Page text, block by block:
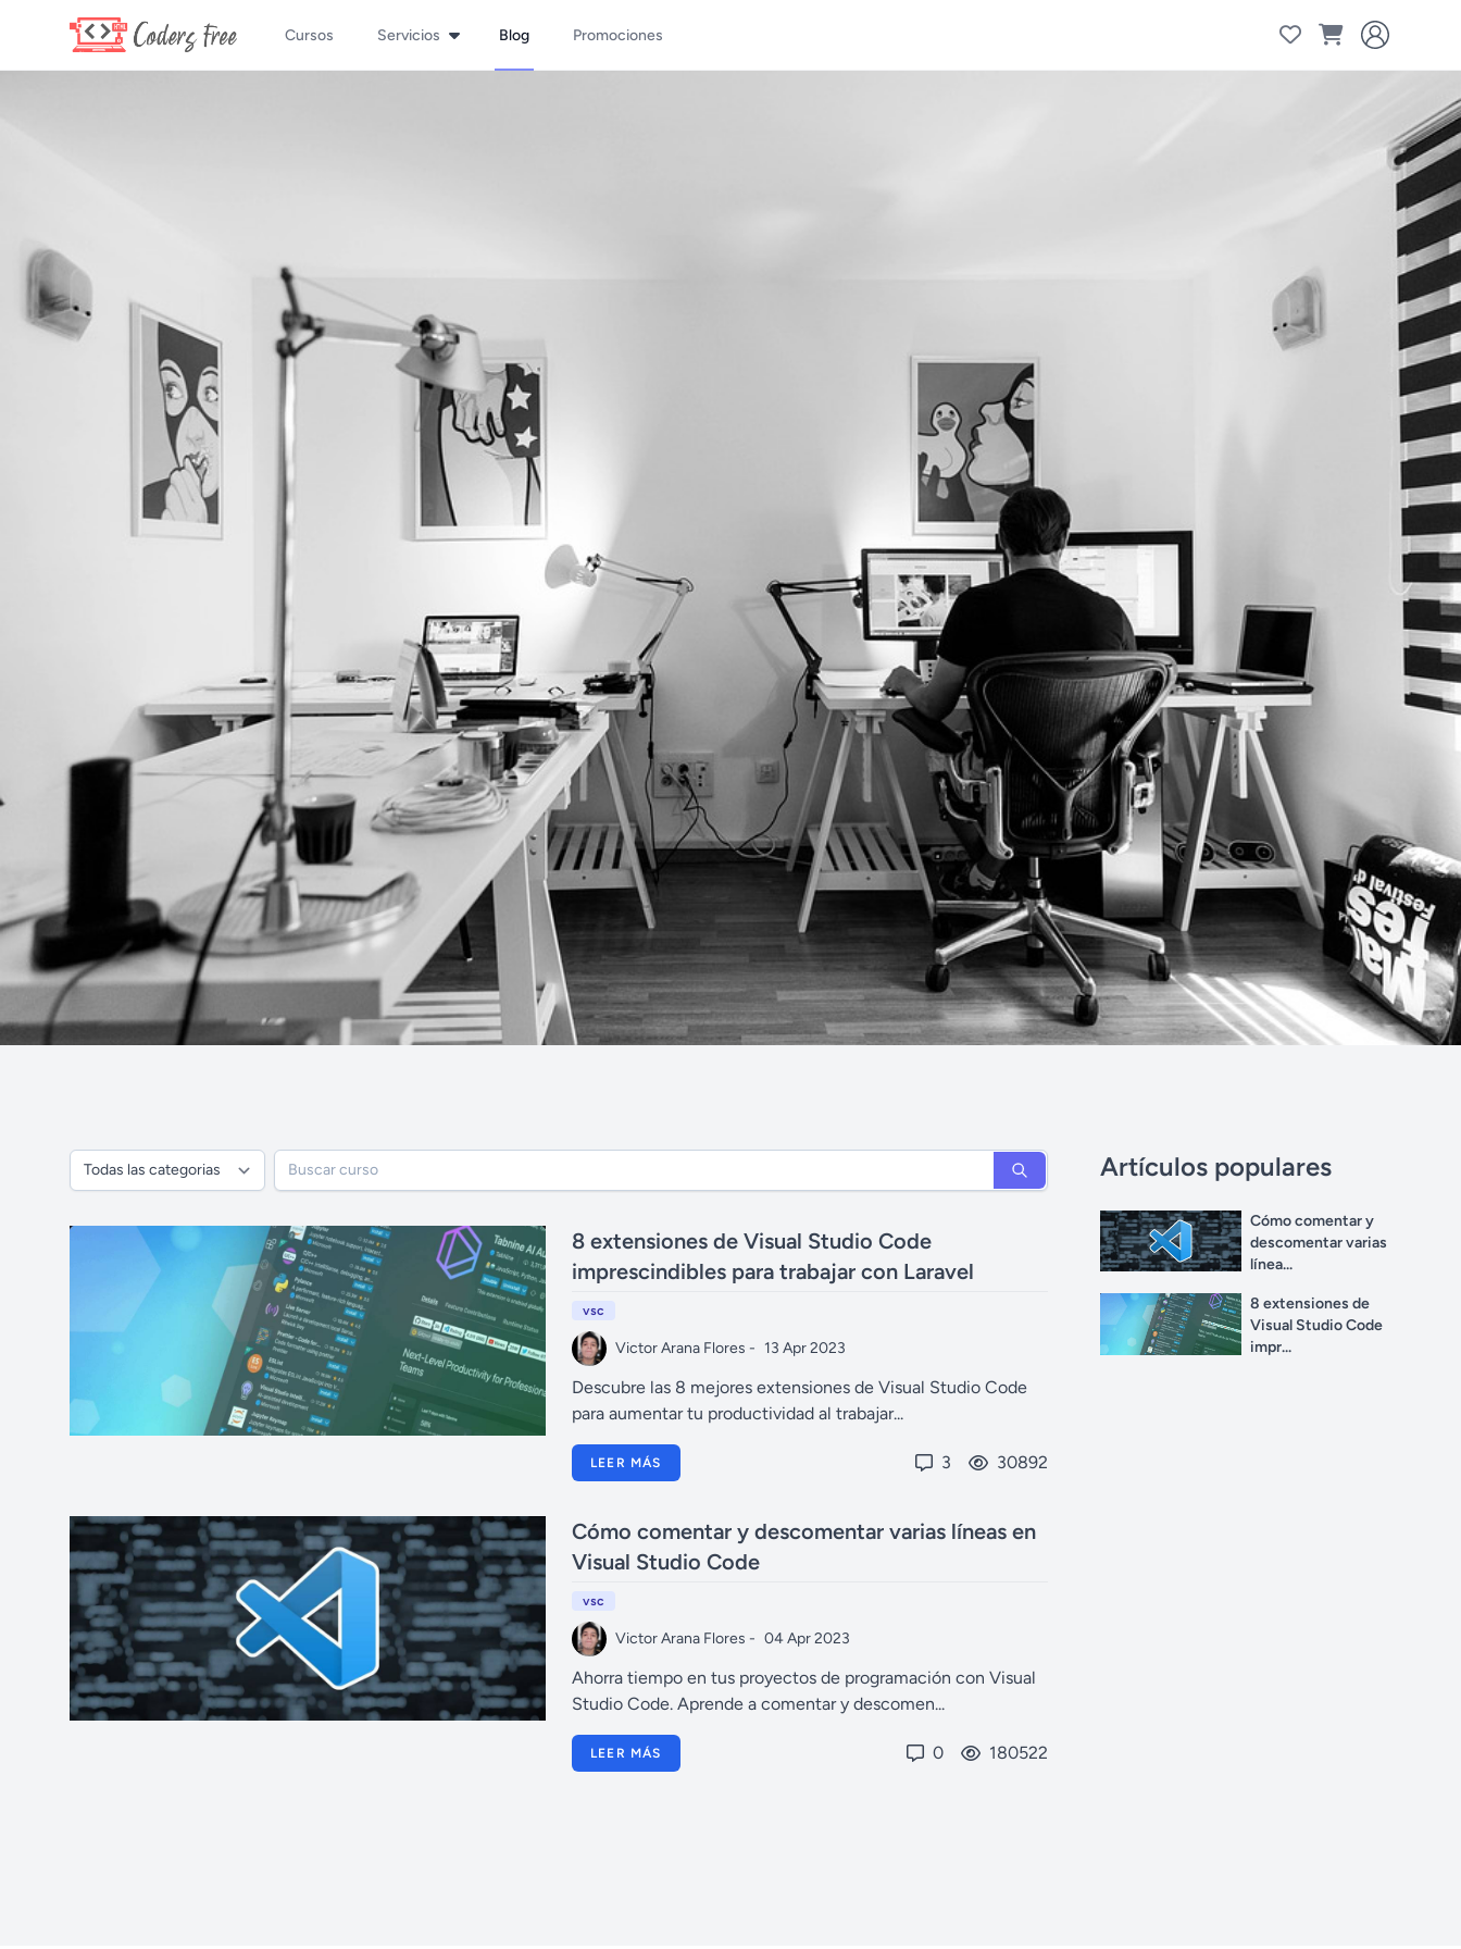
Cursos Servicios Blog Promociones
8 extensiones de Visual Studio Code
imprescindibles para trabajar con Laravel
vsc
Victor Arana Flores - 13 Apr 2023
Descubre las 8 mejores extensiones de Visual Studio Code
para aumentar tu productividad al trabajar...
LEER MÁS 3 30892
Cómo comentar y descomentar varias líneas en
Visual Studio Code
vsc
Victor Arana Flores - 04 Apr 2023
Ahorra tiempo en tus proyectos de programación con Visual
Studio Code. Aprende a comentar y descomen...
LEER MÁS 0 180522
Artículos populares
Cómo comentar y
descomentar varias
línea...
8 extensiones de
Visual Studio Code
impr...